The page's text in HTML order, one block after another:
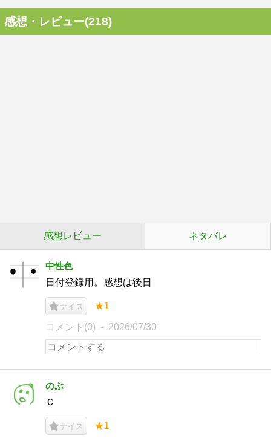
感想・レビュー(218)
感想レビュー ネタバレ
中性色
日付登録用。感想は後日
ナイス ★1
コメント(0) 2026/07/30
のぶ
Ｃ
ナイス ★1